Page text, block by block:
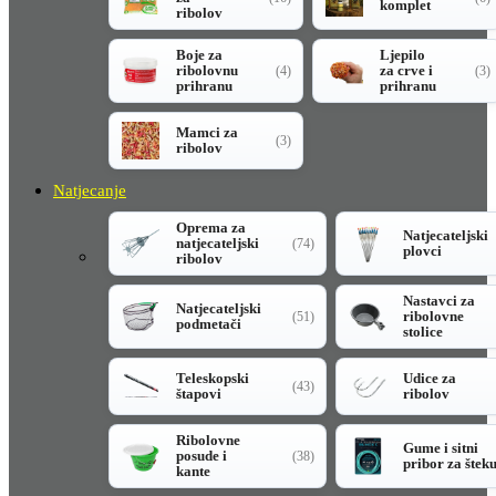
ribolov
komplet
Boje za
ribolovnu
prihranu
(4)
Ljepilo
za crve i
prihranu
(3)
Mamci za
ribolov
(3)
Natjecanje
Oprema za
natjecateljski
ribolov
(74)
Natjecateljski
plovci
Natjecateljski
podmetači
(51)
Nastavci za
ribolovne
stolice
Teleskopski
štapovi
(43)
Udice za
ribolov
Ribolovne
posude i
kante
(38)
Gume i sitni
pribor za šteku